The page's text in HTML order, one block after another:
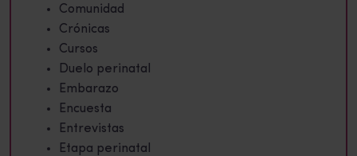
Comunidad
Crónicas
Cursos
Duelo perinatal
Embarazo
Encuesta
Entrevistas
Etapa perinatal